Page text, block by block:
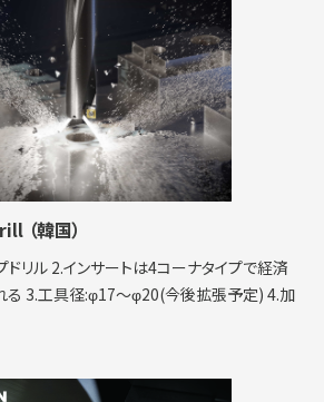
（韓国）
リル 2.インサートは4コーナタイプで経済
る 3.工具径:φ17～φ20(今後拡張予定) 4.加